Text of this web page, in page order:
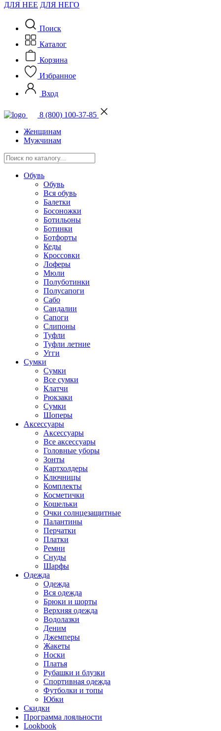
ДЛЯ НЕЕ ДЛЯ НЕГО
Поиск
Каталог
Корзина
Избранное
Вход
8 (800) 100-37-85
Женщинам
Мужчинам
Обувь
Обувь
Вся обувь
Балетки
Босоножки
Ботильоны
Ботинки
Ботфорты
Кеды
Кроссовки
Лоферы
Мюли
Полуботинки
Полусапоги
Сабо
Сандалии
Сапоги
Слипоны
Туфли
Туфли летние
Угги
Сумки
Сумки
Все сумки
Клатчи
Рюкзаки
Сумки
Шоперы
Аксессуары
Аксессуары
Все аксессуары
Головные уборы
Зонты
Картхолдеры
Ключницы
Комплекты
Косметички
Кошельки
Очки солнцезащитные
Палантины
Перчатки
Платки
Ремни
Снуды
Шарфы
Одежда
Одежда
Вся одежда
Брюки и шорты
Верхняя одежда
Водолазки
Деним
Джемперы
Жакеты
Носки
Платья
Рубашки и блузки
Спортивная одежда
Футболки и топы
Юбки
Скидки
Программа лояльности
Lookbook